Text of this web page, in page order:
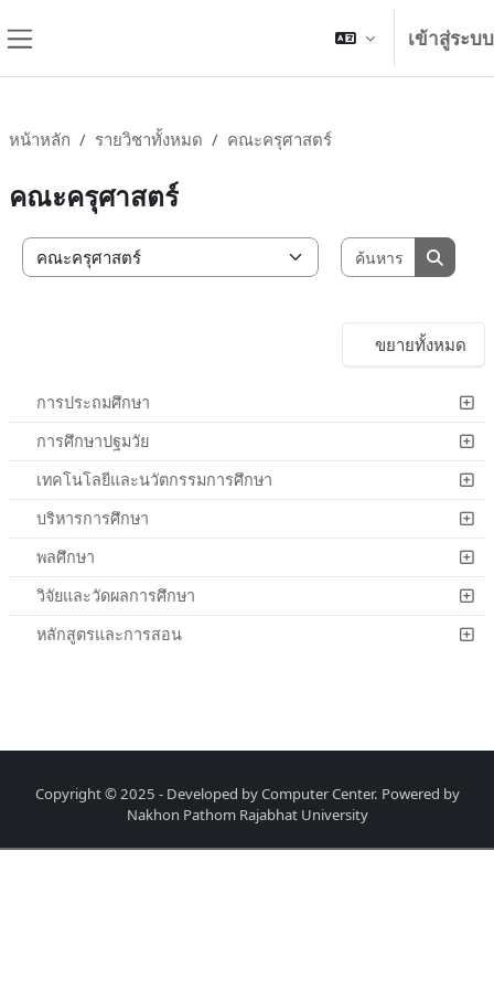
เข้าสู่ระบบ
หน้าหลัก รายวิชาทั้งหมด คณะครุศาสตร์
คณะครุศาสตร์
ประเภทของรายวิชา
ค้นหาราย
ค้นหาร
ขยายทั้งหมด
การประถมศึกษา
การศึกษาปฐมวัย
เทคโนโลยีและนวัตกรรมการศึกษา
บริหารการศึกษา
พลศึกษา
วิจัยและวัดผลการศึกษา
หลักสูตรและการสอน
Copyright © 2025 - Developed by Computer Center. Powered by
Nakhon Pathom Rajabhat University